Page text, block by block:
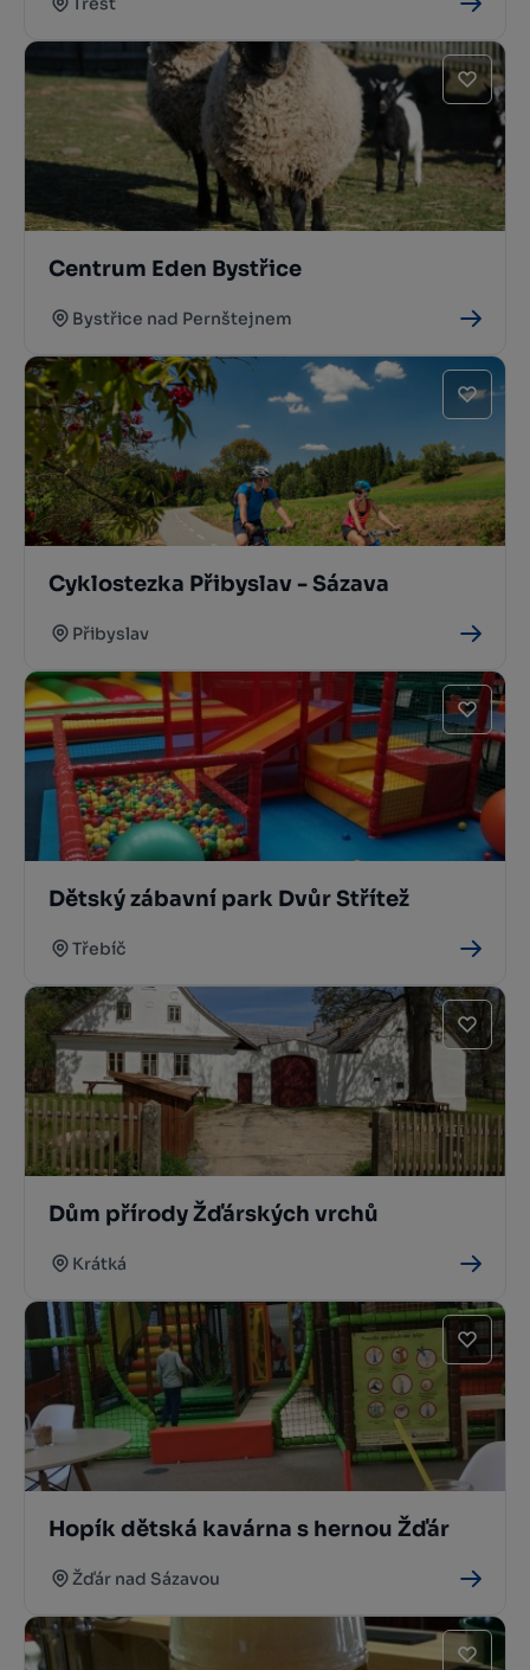
Centrum Eden Bystřice
Bystřice nad Pernštejnem
Cyklostezka Přibyslav - Sázava
Přibyslav
Dětský zábavní park Dvůr Střítež
Třebíč
Dům přírody Žďárských vrchů
Krátká
Hopík dětská kavárna s hernou Žďár
Žďár nad Sázavou